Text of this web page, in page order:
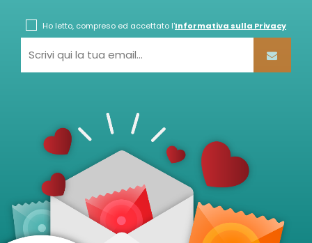
Ho letto, compreso ed accettato l'Informativa sulla Privacy